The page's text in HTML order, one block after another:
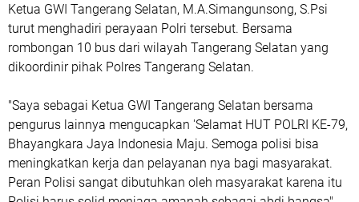
Ketua GWI Tangerang Selatan, M.A.Simangunsong, S.Psi
turut menghadiri perayaan Polri tersebut. Bersama
rombongan 10 bus dari wilayah Tangerang Selatan yang
dikoordinir pihak Polres Tangerang Selatan.
"Saya sebagai Ketua GWI Tangerang Selatan bersama
pengurus lainnya mengucapkan 'Selamat HUT POLRI KE-79,
Bhayangkara Jaya Indonesia Maju. Semoga polisi bisa
meningkatkan kerja dan pelayanan nya bagi masyarakat.
Peran Polisi sangat dibutuhkan oleh masyarakat karena itu